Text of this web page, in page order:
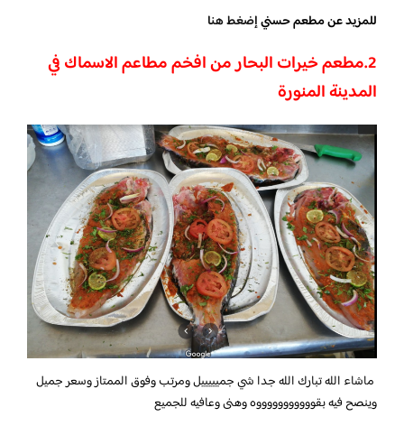
للمزيد عن مطعم حسنيإضغط هنا
2.مطعم خيرات البحار من افخم مطاعم الاسماك في
المدينة المنورة
ماشاء الله تبارك الله جدا شي جميييييل ومرتب وفوق الممتاز وسعر جميل
وينصح فيه بقوووووووووووه وهنى وعافيه للجميع